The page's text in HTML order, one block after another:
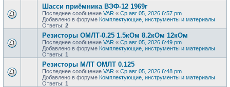
Шасси приёмника ВЭФ-12 1969г
Последнее сообщение VAR « Ср авг 05, 2026 6:57 pm
Добавлено в форуме Комплектующие, инструменты и материалы
Ответы: 2
Резисторы ОМЛТ-0.25 1.5кОм 8.2кОм 12кОм
Последнее сообщение VAR « Ср авг 05, 2026 6:49 pm
Добавлено в форуме Комплектующие, инструменты и материалы
Ответы: 1
Резисторы МЛТ ОМЛТ 0.125
Последнее сообщение VAR « Ср авг 05, 2026 6:48 pm
Добавлено в форуме Комплектующие, инструменты и материалы
Ответы: 1